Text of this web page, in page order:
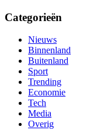
Categorieën
Nieuws
Binnenland
Buitenland
Sport
Trending
Economie
Tech
Media
Overig